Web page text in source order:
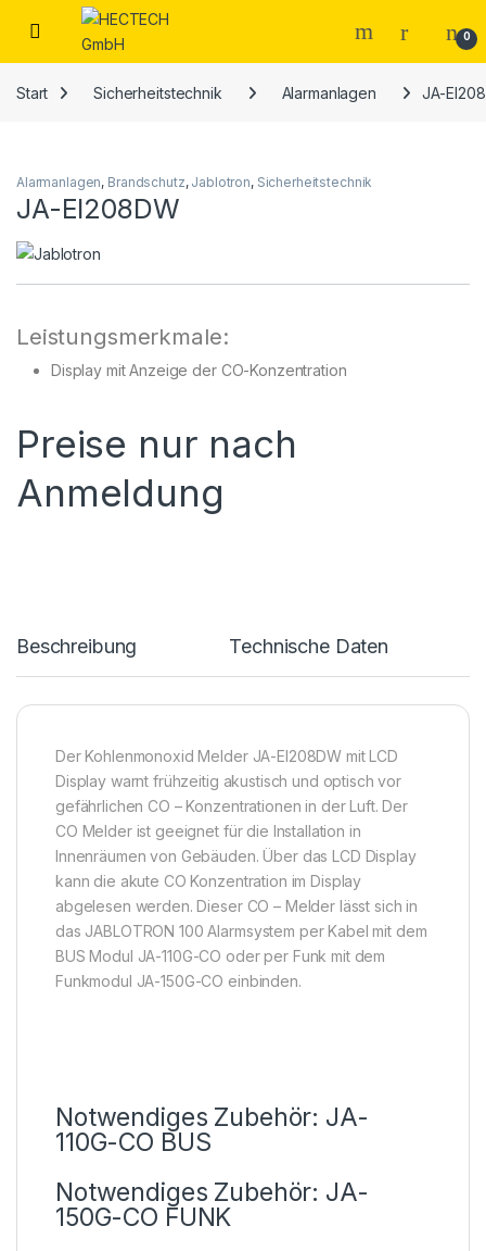
Open 0
Start Sicherheitstechnik Alarmanlagen JA-
Alarmanlagen, Brandschutz, Jablotron, Sicherheitstechnik
JA-EI208DW
Leistungsmerkmale:
Display mit Anzeige der CO-Konzentration
Preise nur nach
Anmeldung
Beschreibung Technische Daten
Der Kohlenmonoxid Melder JA-EI208DW mit LCD
Display warnt frühzeitig akustisch und optisch vor
gefährlichen CO – Konzentrationen in der Luft. Der
CO Melder ist geeignet für die Installation in
Innenräumen von Gebäuden. Über das LCD Display
kann die akute CO Konzentration im Display
abgelesen werden. Dieser CO – Melder lässt sich in
das JABLOTRON 100 Alarmsystem per Kabel mit dem
BUS Modul JA-110G-CO oder per Funk mit dem
Funkmodul JA-150G-CO einbinden.
Notwendiges Zubehör: JA-
110G-CO BUS
Notwendiges Zubehör: JA-
150G-CO FUNK